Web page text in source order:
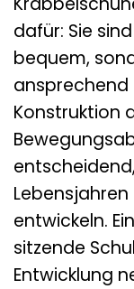
dafür: Sie
bequem,
ansprechend
Konstruktion
entwickeln.
sitzende
Entwicklung